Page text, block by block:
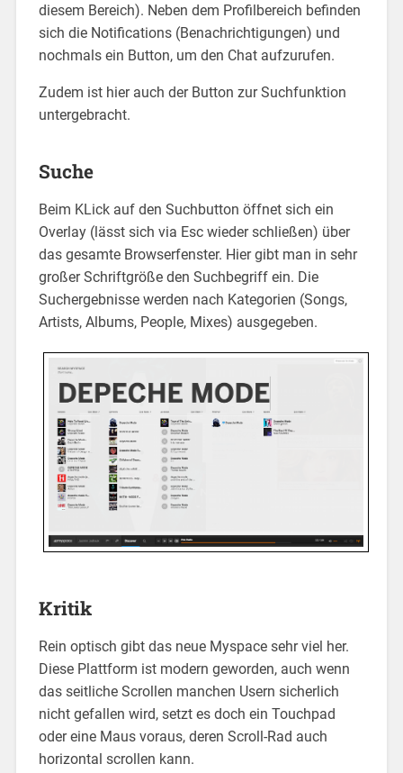
diesem Bereich). Neben dem Profilbereich befinden
sich die Notifications (Benachrichtigungen) und
nochmals ein Button, um den Chat aufzurufen.
Zudem ist hier auch der Button zur Suchfunktion
untergebracht.
Suche
Beim KLick auf den Suchbutton öffnet sich ein
Overlay (lässt sich via Esc wieder schließen) über
das gesamte Browserfenster. Hier gibt man in sehr
großer Schriftgröße den Suchbegriff ein. Die
Suchergebnisse werden nach Kategorien (Songs,
Artists, Albums, People, Mixes) ausgegeben.
Kritik
Rein optisch gibt das neue Myspace sehr viel her.
Diese Plattform ist modern geworden, auch wenn
das seitliche Scrollen manchen Usern sicherlich
nicht gefallen wird, setzt es doch ein Touchpad
oder eine Maus voraus, deren Scroll-Rad auch
horizontal scrollen kann.